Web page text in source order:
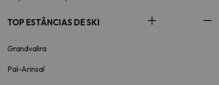
TOP ESTÂNCIAS DE SKI
Grandvalira
Pal-Arinsal